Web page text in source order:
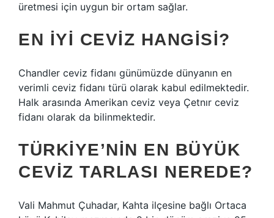
üretmesi için uygun bir ortam sağlar.
EN IYI CEVIZ HANGISI?
Chandler ceviz fidanı günümüzde dünyanın en
verimli ceviz fidanı türü olarak kabul edilmektedir.
Halk arasında Amerikan ceviz veya Çetnır ceviz
fidanı olarak da bilinmektedir.
TÜRKIYE’NIN EN BÜYÜK
CEVIZ TARLASI NEREDE?
Vali Mahmut Çuhadar, Kahta ilçesine bağlı Ortaca